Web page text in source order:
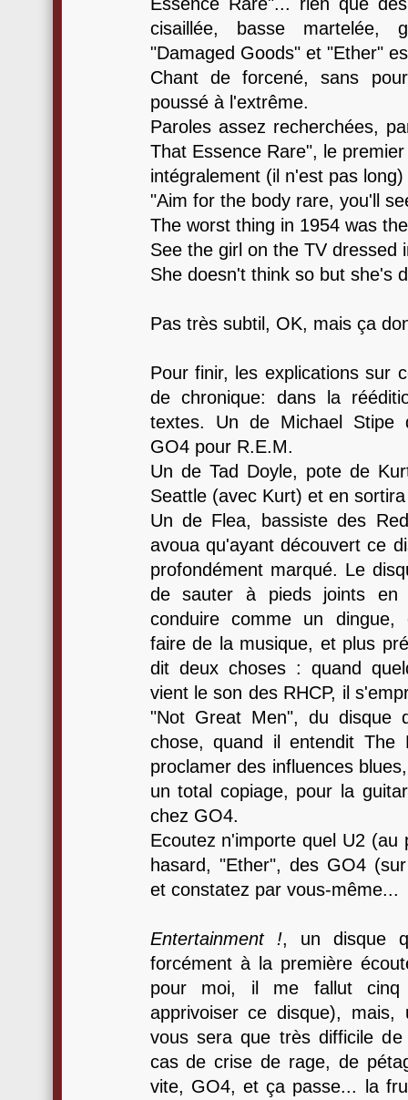
cisaillée, basse martelée,
"Damaged Goods" et "Ether"
Chant de forcené, sans
poussé à l'extrême.
Paroles assez recherchées,
That Essence Rare", le
intégralement (il n'est pas long)
"Aim for the body rare, you'll
The worst thing in 1954 was
See the girl on the TV dressed
She doesn't think so but she's
Pas très subtil, OK, mais ça
Pour finir, les explications sur
de chronique: dans la
textes. Un de Michael Stipe
GO4 pour R.E.M.
Un de Tad Doyle, pote de
Seattle (avec Kurt) et en
Un de Flea, bassiste des
avoua qu'ayant découvert ce
profondément marqué. Le
de sauter à pieds joints
conduire comme un dingue,
faire de la musique, et plus
dit deux choses : quand
vient le son des RHCP, il
"Not Great Men", du disque
chose, quand il entendit The
proclamer des influences
un total copiage, pour la
chez GO4.
Ecoutez n'importe quel U2
hasard, "Ether", des GO4
et constatez par vous-même...
Entertainment !, un disque
forcément à la première
pour moi, il me fallut cinq
apprivoiser ce disque),
vous sera que très difficile
cas de crise de rage, de
vite, GO4, et ça passe... la